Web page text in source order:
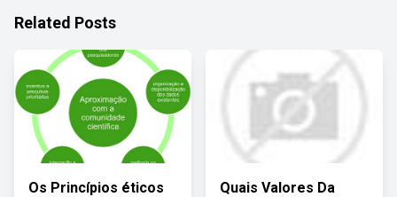
Related Posts
Os Princípios éticos
Quais Valores Da